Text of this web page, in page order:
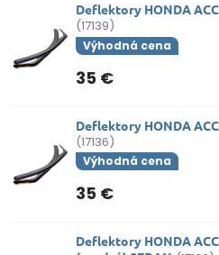
Deflektory HONDA
(17139)
Výhodná cena
35 €
Deflektory HONDA
(17136)
Výhodná cena
35 €
Deflektory HONDA